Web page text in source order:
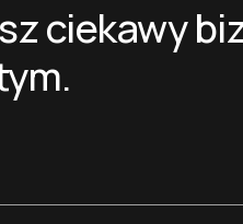
ciekawy